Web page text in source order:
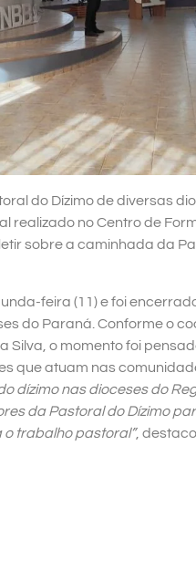
do Dízimo de diversas
realizado no Centro de
sobre a caminhada da
feira (11) e foi
do Paraná. Conforme o
Silva, o momento foi
que atuam nas
dízimo nas dioceses do
da Pastoral do Dízimo
o trabalho pastoral”,